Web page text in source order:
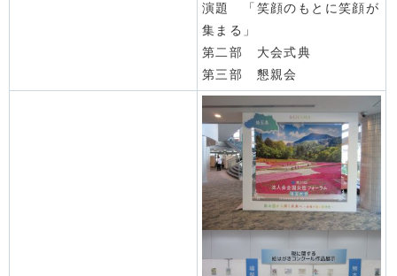
演題 「笑顔のもとに笑顔が
集まる」
第二部 大会式典
第三部 懇親会